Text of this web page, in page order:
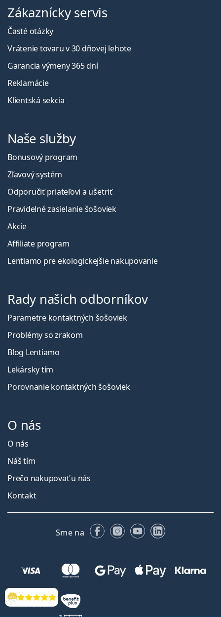
Hodnotenia
Zákaznícky servis
Časté otázky
Vrátenie tovaru v 30 dňovej lehote
Garancia výmeny 365 dní
Reklamácie
Klientská sekcia
Naše služby
Bonusový program
Zľavový systém
Odporučiť priateľovi a ušetriť
Pravidelné zasielanie šošoviek
Akcie
Affiliate program
Lentiamo pre ekologickejšie nakupovanie
Rady našich odborníkov
Parametre kontaktných šošoviek
Problémy so zrakom
Blog Lentiamo
Lekársky tím
Porovnanie kontaktných šošoviek
O nás
O nás
Náš tím
Prečo nakupovať u nás
Kontakt
Sme na FacebookuInstagrame
YouTubeLinkedIn